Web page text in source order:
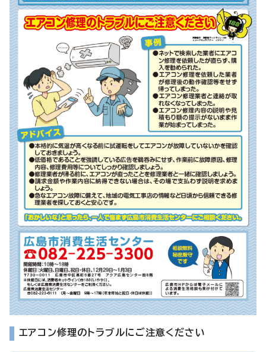
エアコン修理のトラブルにご注意ください